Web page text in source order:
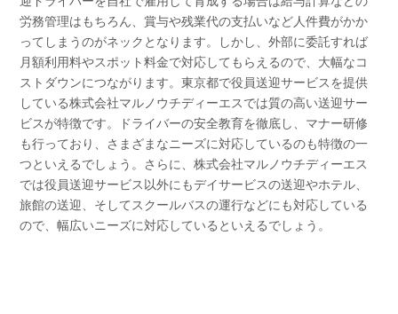
労務管理はもちろん、賞与や残業代の支払いなど人件費がかか
ってしまうのがネックとなります。しかし、外部に委託すれば
月額利用料やスポット料金で対応してもらえるので、大幅なコ
ストダウンにつながります。東京都で役員送迎サービスを提供
している株式会社マルノウチディーエスでは質の高い送迎サー
ビスが特徴です。ドライバーの安全教育を徹底し、マナー研修
も行っており、さまざまなニーズに対応しているのも特徴の一
つといえるでしょう。さらに、株式会社マルノウチディーエス
では役員送迎サービス以外にもデイサービスの送迎やホテル、
旅館の送迎、そしてスクールバスの運行などにも対応している
ので、幅広いニーズに対応しているといえるでしょう。